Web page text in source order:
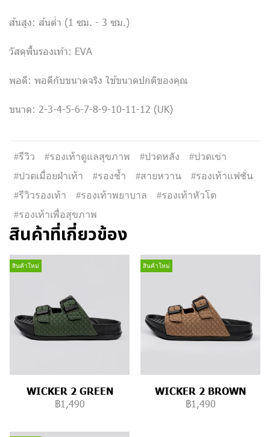
ส้นสูง: ส้นต่ำ (1 ซม. - 3 ซม.)
วัสดุพื้นรองเท้า: EVA
พอดี: พอดีกับขนาดจริง ใช้ขนาดปกติของคุณ
ขนาด: 2-3-4-5-6-7-8-9-10-11-12 (UK)
#รีวิว #รองเท้าดูแลสุขภาพ #ปวดหลัง
#ปวดเข่า
#ปวดเมื่อยฝ่าเท้า
#รองช้ำ #สายหวาน
#รองเท้าแฟชั่น
#รีวิวรองเท้า
#รองเท้าพยาบาล
#รองเท้าหัวโต
#รองเท้าเพื่อสุขภาพ
สินค้าที่เกี่ยวข้อง
สินค้าใหม่
WICKER 2 GREEN
฿1,490
สินค้าใหม่
WICKER 2 BROWN
฿1,490